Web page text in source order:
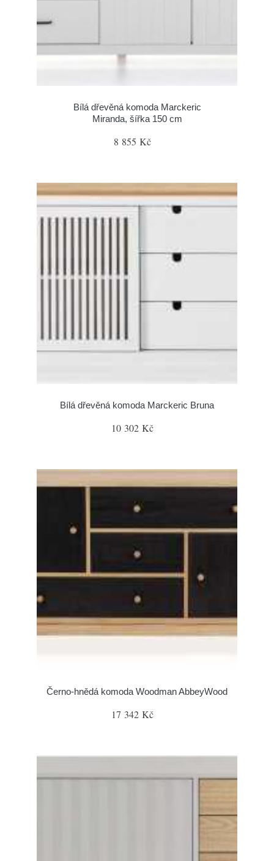
Bílá dřevěná komoda Marckeric
Miranda, šířka 150 cm
8 855 Kč
Bílá dřevěná komoda Marckeric Bruna
10 302 Kč
Černo-hnědá komoda Woodman AbbeyWood
17 342 Kč